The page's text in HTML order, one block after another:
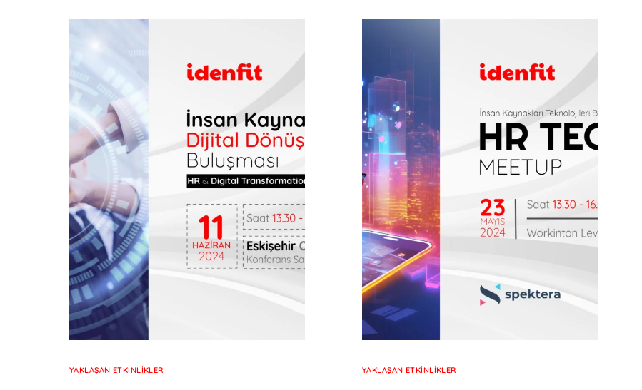
YAKLAŞAN ETKINLIKLER YAKLAŞAN ETKINLIKLER